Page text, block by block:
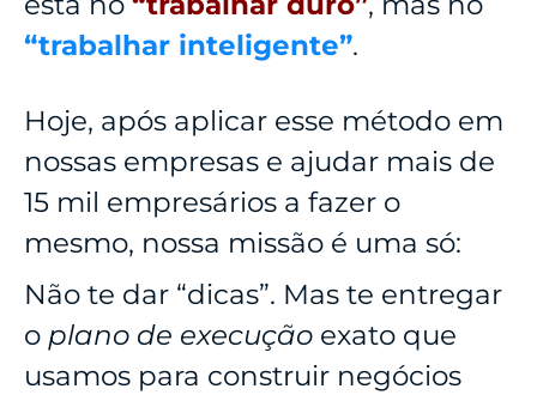
“trabalhar inteligente”.
Hoje, após aplicar esse método em
nossas empresas e ajudar mais de
15 mil empresários a fazer o
mesmo, nossa missão é uma só:
Não te dar “dicas”. Mas te entregar
o plano de execução exato que
usamos para construir negócios